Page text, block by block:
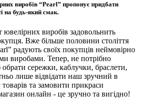
виробів “Pearl” пропонує придбати
на будь-який смак.
виробів задовольнить
Вже більше половини століття
радують своїх покупців неймовірно
виробами. Тепер, не потрібно
сережки, каблучки, браслети,
лише відвідати наш зручний в
товарів та замовити прикраси
онлайн - це зручно та вигідно!